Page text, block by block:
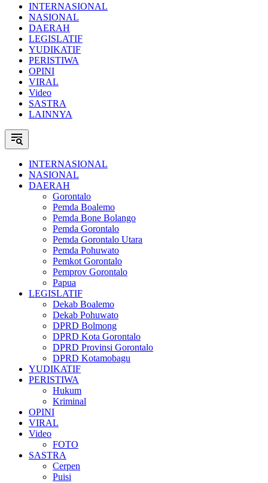
INTERNASIONAL
NASIONAL
DAERAH
LEGISLATIF
YUDIKATIF
PERISTIWA
OPINI
VIRAL
Video
SASTRA
LAINNYA
INTERNASIONAL
NASIONAL
DAERAH
Gorontalo
Pemda Boalemo
Pemda Bone Bolango
Pemda Gorontalo
Pemda Gorontalo Utara
Pemda Pohuwato
Pemkot Gorontalo
Pemprov Gorontalo
Papua
LEGISLATIF
Dekab Boalemo
Dekab Pohuwato
DPRD Bolmong
DPRD Kota Gorontalo
DPRD Provinsi Gorontalo
DPRD Kotamobagu
YUDIKATIF
PERISTIWA
Hukum
Kriminal
OPINI
VIRAL
Video
FOTO
SASTRA
Cerpen
Puisi